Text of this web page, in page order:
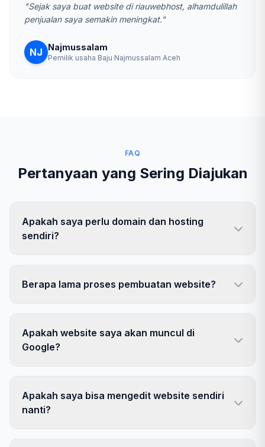
"Sejak saya buat website di riauwebhost, alhamdulillah
penjualan saya semakin meningkat."
NJ Najmussalam
Pemilik usaha Baju Najmussalam Aceh
FAQ
Pertanyaan yang Sering Diajukan
Apakah saya perlu domain dan hosting
sendiri?
Berapa lama proses pembuatan website?
Apakah website saya akan muncul di
Google?
Apakah saya bisa mengedit website sendiri
nanti?